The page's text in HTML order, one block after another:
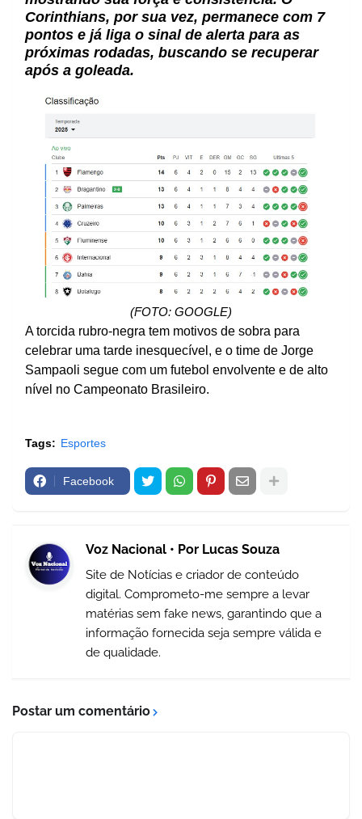
Corinthians, por sua vez, permanece com 7
pontos e já liga o sinal de alerta para as
próximas rodadas, buscando se recuperar
após a goleada.
(FOTO: GOOGLE)
A torcida rubro-negra tem motivos de sobra para
celebrar uma tarde inesquecível, e o time de Jorge
Sampaoli segue com um futebol envolvente e de alto
nível no Campeonato Brasileiro.
Tags: Esportes
Facebook
Voz Nacional • Por Lucas Souza
Site de Notícias e criador de conteúdo
digital. Comprometo-me sempre a levar
matérias sem fake news, garantindo que a
informação fornecida seja sempre válida e
de qualidade.
Postar um comentário